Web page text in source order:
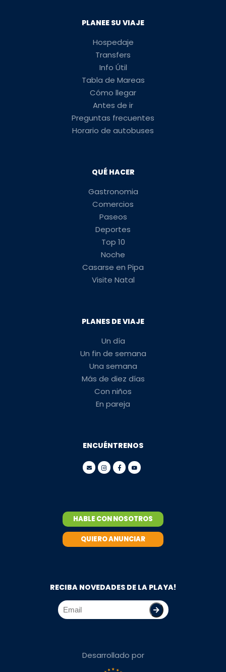
PLANEE SU VIAJE
Hospedaje
Transfers
Info Útil
Tabla de Mareas
Cómo llegar
Antes de ir
Preguntas frecuentes
Horario de autobuses
QUÉ HACER
Gastronomia
Comercios
Paseos
Deportes
Top 10
Noche
Casarse en Pipa
Visite Natal
PLANES DE VIAJE
Un día
Un fin de semana
Una semana
Más de diez días
Con niños
En pareja
ENCUÉNTRENOS
HABLE CON NOSOTROS
QUIERO ANUNCIAR
RECIBA NOVEDADES DE LA PLAYA!
Desarrollado por